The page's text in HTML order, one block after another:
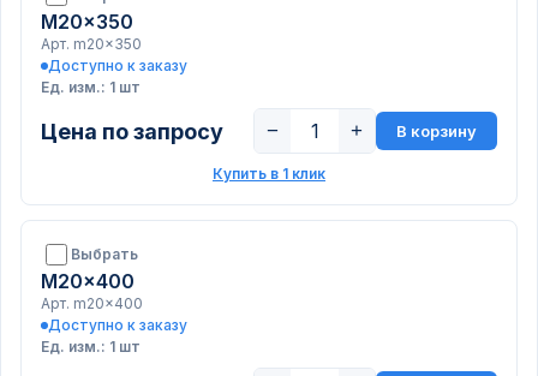
M20x350
Арт. m20x350
Доступно к заказу
Ед. изм.: 1 шт
Цена по запросу − + В корзину
Купить в 1 клик
Выбрать
M20x400
Арт. m20x400
Доступно к заказу
Ед. изм.: 1 шт